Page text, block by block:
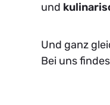
und
Und ganz
Bei uns